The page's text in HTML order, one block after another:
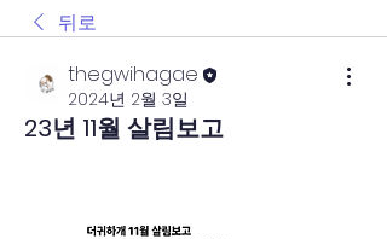
뒤로
thegwihagae
2024년 2월 3일
23년 11월 살림보고